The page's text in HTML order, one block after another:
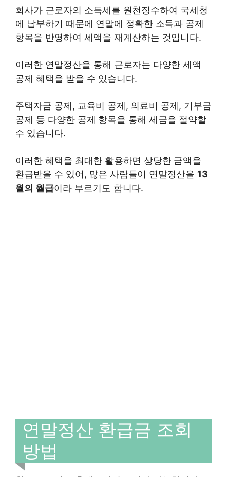
회사가 근로자의 소득세를 원천징수하여 국세청
에 납부하기 때문에 연말에 정확한 소득과 공제
항목을 반영하여 세액을 재계산하는 것입니다.
이러한 연말정산을 통해 근로자는 다양한 세액
공제 혜택을 받을 수 있습니다.
주택자금 공제, 교육비 공제, 의료비 공제, 기부금
공제 등 다양한 공제 항목을 통해 세금을 절약할
수 있습니다.
이러한 혜택을 최대한 활용하면 상당한 금액을
환급받을 수 있어, 많은 사람들이 연말정산을 13
월의 월급이라 부르기도 합니다.
연말정산 환급금 조회
방법